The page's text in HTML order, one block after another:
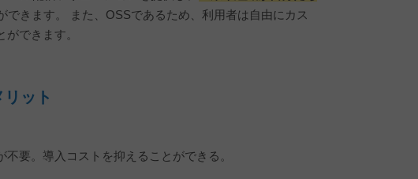
できます。 また、OSSであるため、利用者は自由にカス
できます。
ット
要。導入コストを抑えることができる。